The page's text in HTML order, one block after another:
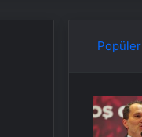
Popüler